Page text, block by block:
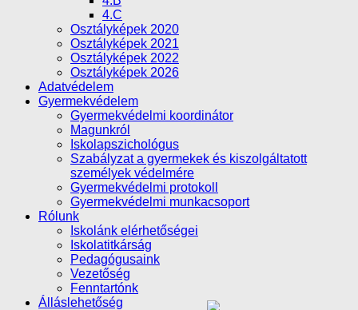
4.C
Osztályképek 2020
Osztályképek 2021
Osztályképek 2022
Osztályképek 2026
Adatvédelem
Gyermekvédelem
Gyermekvédelmi koordinátor
Magunkról
Iskolapszichológus
Szabályzat a gyermekek és kiszolgáltatott
személyek védelmére
Gyermekvédelmi protokoll
Gyermekvédelmi munkacsoport
Rólunk
Iskolánk elérhetőségei
Iskolatitkárság
Pedagógusaink
Vezetőség
Fenntartónk
Álláslehetőség